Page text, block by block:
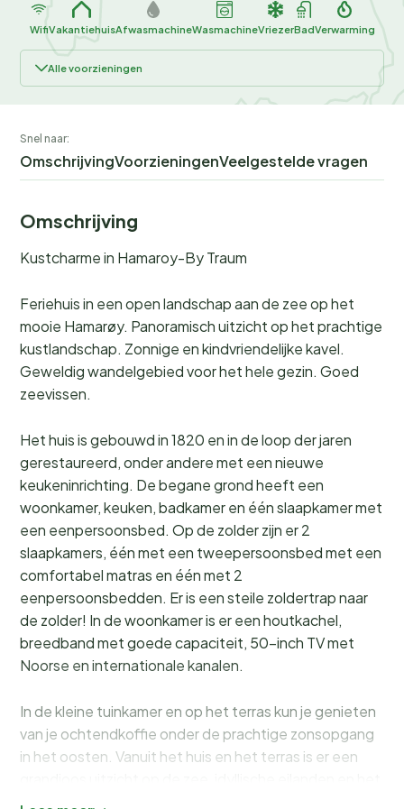
WifiVakantiehuisAfwasmachineWasmachineVriezerBadVerwarming
Alle voorzieningen
Snel naar:
OmschrijvingVoorzieningenVeelgestelde vragen
Omschrijving
Kustcharme in Hamaroy-By Traum
Feriehuis in een open landschap aan de zee op het
mooie Hamarøy. Panoramisch uitzicht op het prachtige
kustlandschap. Zonnige en kindvriendelijke kavel.
Geweldig wandelgebied voor het hele gezin. Goed
zeevissen.
Het huis is gebouwd in 1820 en in de loop der jaren
gerestaureerd, onder andere met een nieuwe
keukeninrichting. De begane grond heeft een
woonkamer, keuken, badkamer en één slaapkamer met
een eenpersoonsbed. Op de zolder zijn er 2
slaapkamers, één met een tweepersoonsbed met een
comfortabel matras en één met 2
eenpersoonsbedden. Er is een steile zoldertrap naar
de zolder! In de woonkamer is er een houtkachel,
breedband met goede capaciteit, 50-inch TV met
Noorse en internationale kanalen.
In de kleine tuinkamer en op het terras kun je genieten
van je ochtendkoffie onder de prachtige zonsopgang
in het oosten. Vanuit het huis en het terras is er een
berglandschap in het oosten. Het is 200 m naar de